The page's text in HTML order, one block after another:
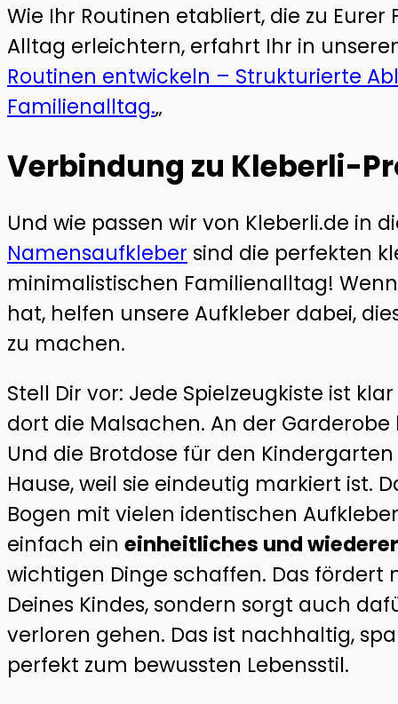
Wie Ihr Routinen etabliert, die zu
Alltag erleichtern, erfahrt Ihr in
Routinen entwickeln – Strukturierte
Familienalltag.„
Verbindung zu Kleberli-
Und wie passen wir von Kleberli.de in
Namensaufkleber sind die perfekten
minimalistischen Familienalltag!
hat, helfen unsere Aufkleber dabei,
zu machen.
Stell Dir vor: Jede Spielzeugkiste ist
dort die Malsachen. An der
Und die Brotdose für den
Hause, weil sie eindeutig markiert ist.
Bogen mit vielen identischen
einfach ein einheitliches und
wichtigen Dinge schaffen. Das fördert
Deines Kindes, sondern sorgt auch
verloren gehen. Das ist nachhaltig,
perfekt zum bewussten Lebensstil.